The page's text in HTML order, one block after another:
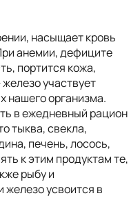
насыщает кровь
анемии, дефиците
портится кожа,
участвует
нашего организма.
в ежедневный рацион
тыква, свекла,
печень, лосось,
к этим продуктам те,
рыбу и
усвоится в